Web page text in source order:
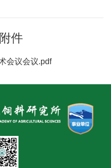
件
会议会议.pdf